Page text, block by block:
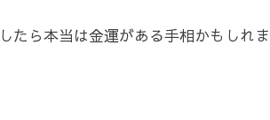
たら本当は金運がある手相かもしれま